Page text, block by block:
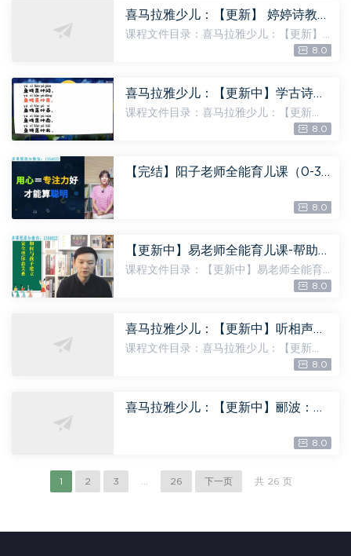
渴望？_1080p.mp4 [134...
喜马拉雅少儿：【更新】 婷婷诗教第三部，百度网盘分享
课程文件目录：喜马拉雅少儿：【更新】
婷婷诗教第三部 体积大小：251.48M 01
拓宽孩子的格局.pdf [1.55M]...
8.0
喜马拉雅少儿：【更新中】学古诗词用“鑫”方法【视频】，百度网盘分享
课程文件目录：喜马拉雅少儿：【更新
中】学古诗词用“鑫”方法【视频】 体积大
M] ​02 1年级上《江南...
8.0
【完结】阳子老师全能育儿课（0-3岁家长课），百度网盘分享
8.0
【更新中】易老师全能育儿课-帮助0-7岁家长一站式育儿，百度网盘分享
课程文件目录：【更新中】易老师全能育
儿课-帮助0-7岁家长一站式育儿 体积大
d_removed.pdf [389.65...
8.0
喜马拉雅少儿：【更新中】听相声学成语嘉庆叔叔爆笑国学，百度网盘分享
课程文件目录：喜马拉雅少儿：【更新
中】听相声学成语嘉庆叔叔爆笑国学 体积
著02第一章第一回.m4a [1.94M...
8.0
喜马拉雅少儿：【更新中】郦波：中华诗史，百度网盘分享
8.0
1 2 3 26 下一页 共 26 页